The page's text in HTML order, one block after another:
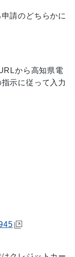
請のどちらかに
から高知県電
示に従って入力